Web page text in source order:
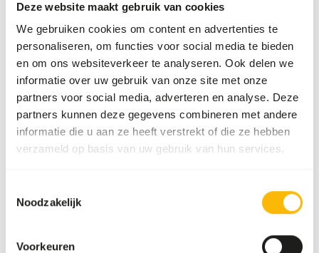
Deze website maakt gebruik van cookies
We gebruiken cookies om content en advertenties te
personaliseren, om functies voor social media te bieden
en om ons websiteverkeer te analyseren. Ook delen we
informatie over uw gebruik van onze site met onze
partners voor social media, adverteren en analyse. Deze
partners kunnen deze gegevens combineren met andere
informatie die u aan ze heeft verstrekt of die ze hebben
verzameld op basis van uw gebruik van hun services.
Noodzakelijk
Voorkeuren
Over dit product
Deze hoge kwaliteit kuikens worden door ons
haantjes die niet gebruikt kunnen worden. Daarom worden
ze gedood nadat ze uit het ei zijn gekomen. Kuikens zijn
bron van eiwit, mineralen en vitamines.
verwijderen, om een overdosis vitamine A te voorkomen.
Dit product is een rauw diervoeder. Houdt daarom de
hygiënevoorschriften in acht.